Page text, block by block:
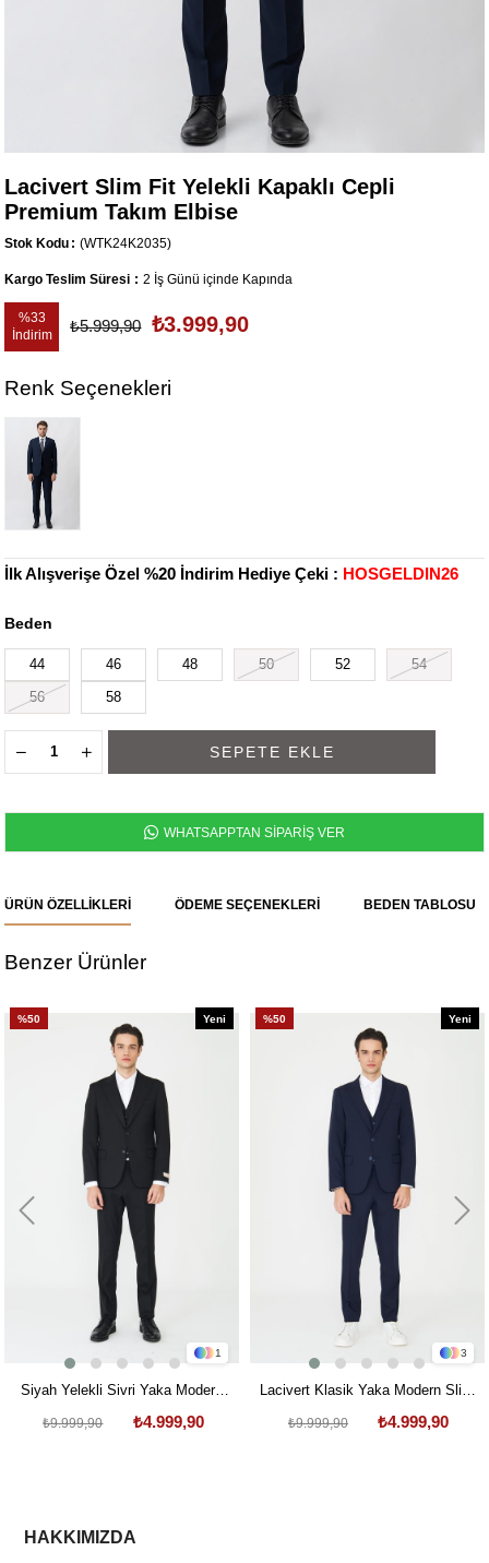
Lacivert Slim Fit Yelekli Kapaklı Cepli
Premium Takım Elbise
Stok Kodu (WTK24K2035)
Kargo Teslim Süresi : 2 İş Günü içinde Kapında
%33
İndirim
₺5.999,90 ₺3.999,90
Renk Seçenekleri
İlk Alışverişe Özel %20 İndirim Hediye Çeki : HOSGELDIN26
Beden
44 46 48 50 52 54
56 58
WHATSAPPTAN SİPARİŞ VER
ÜRÜN ÖZELLIKLERI ÖDEME SEÇENEKLERI BEDEN TABLOSU
Benzer Ürünler
1
%50
Yeni
Siyah Yelekli Sivri Yaka Modern
₺4.999,90
₺9.999,90
3
%50
Yeni
Lacivert Klasik Yaka Modern Slim
₺4.999,90
₺9.999,90
HAKKIMIZDA